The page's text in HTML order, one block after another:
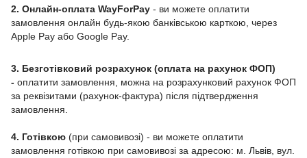
2. Онлайн-оплата WayForPay - ви можете оплатити
замовлення онлайн будь-якою банківською карткою, через
Apple Pay або Google Pay.
3. Безготівковий розрахунок (оплата на рахунок ФОП)
- оплатити замовлення, можна на розрахунковий рахунок ФОП
за реквізитами (рахунок-фактура) після підтвердження
замовлення.
4. Готівкою (при самовивозі) - ви можете оплатити
замовлення готівкою при самовивозі за адресою: м. Львів, вул.